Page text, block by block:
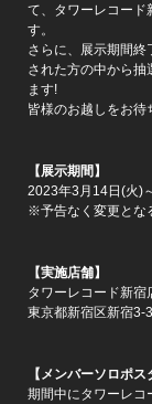
て、タワーレコード
す。
さらに、展示期間
された方の中から抽
ます!
皆様のお越しをお待
【展示期間】
2023年3月14日(火)
※予告なく変更とな
【実施店舗】
タワーレコード新宿
東京都新宿区新宿3-
【メンバーソロポ
期間中にタワーレ